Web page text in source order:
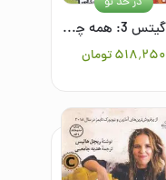
تام گیتس 3: همه چی محشر است (نسبتا)
۵۱۸٬۲۵۰تومان